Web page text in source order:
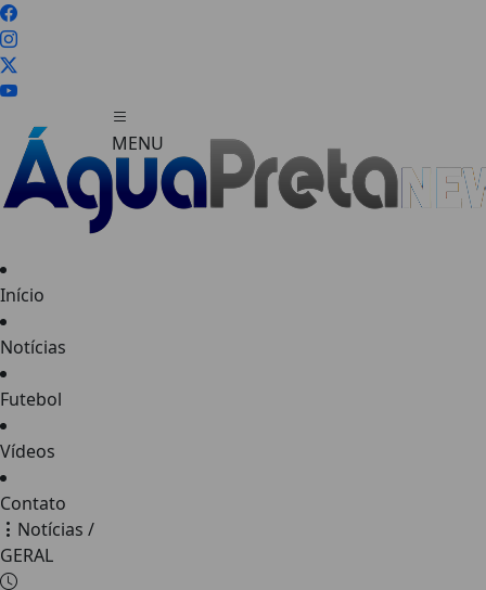
MENU
Início
Notícias
Futebol
Vídeos
Contato
Notícias /
GERAL